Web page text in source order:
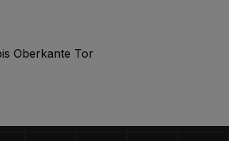
Oberkante Tor